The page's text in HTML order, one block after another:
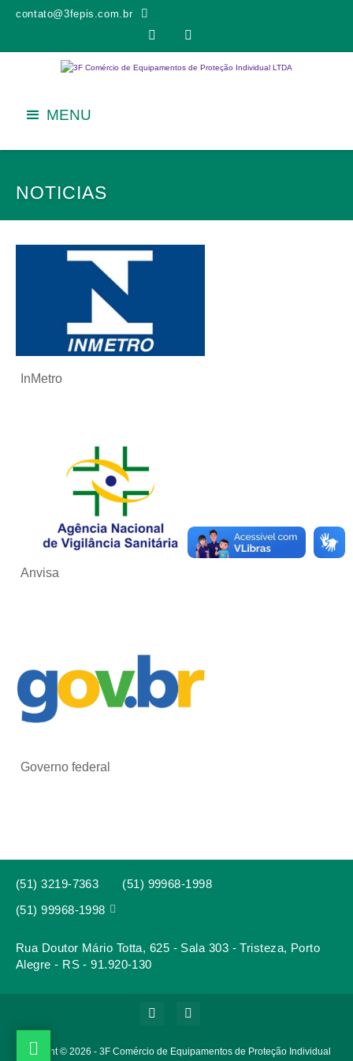
contato@3fepis.com.br
 
MENU
NOTICIAS
InMetro
Anvisa
Governo federal
(51) 3219-7363
(51) 99968-1998
(51) 99968-1998 
Rua Doutor Mário Totta, 625 - Sala 303 - Tristeza, Porto
Alegre - RS - 91.920-130
 
Copyright © 2026 - 3F Comércio de Equipamentos de Proteção Individual
